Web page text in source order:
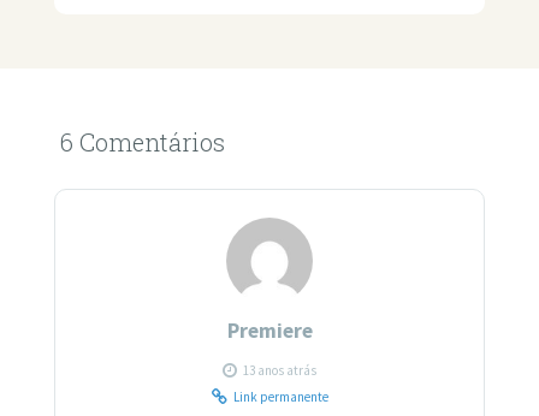
6 Comentários
Premiere
13 anos atrás
Link permanente